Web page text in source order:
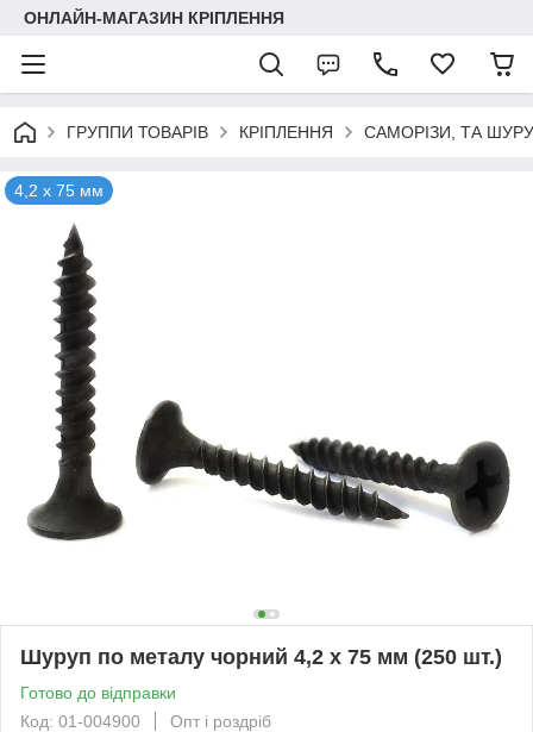
ОНЛАЙН-МАГАЗИН КРІПЛЕННЯ
ГРУППИ ТОВАРІВ КРІПЛЕННЯ САМОРІЗИ, ТА
4,2 х 75 мм
Шуруп по металу чорний 4,2 х 75 мм (250 шт.)
Готово до відправки
Код: 01-004900
Опт і роздріб